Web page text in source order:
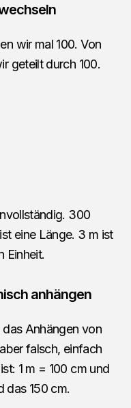
wir mal 100. Von
geteilt durch 100.
300
eine Länge. 3 m ist
Einheit.
anhängen
Anhängen von
falsch, einfach
1 m = 100 cm und
das 150 cm.